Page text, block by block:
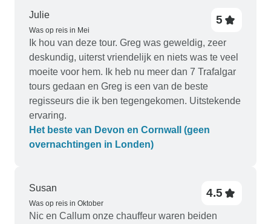
Julie
Was op reis in Mei
5
Ik hou van deze tour. Greg was geweldig, zeer
deskundig, uiterst vriendelijk en niets was te veel
moeite voor hem. Ik heb nu meer dan 7 Trafalgar
tours gedaan en Greg is een van de beste
regisseurs die ik ben tegengekomen. Uitstekende
ervaring.
Het beste van Devon en Cornwall (geen
overnachtingen in Londen)
Susan
Was op reis in Oktober
4.5
Nic en Callum onze chauffeur waren beiden